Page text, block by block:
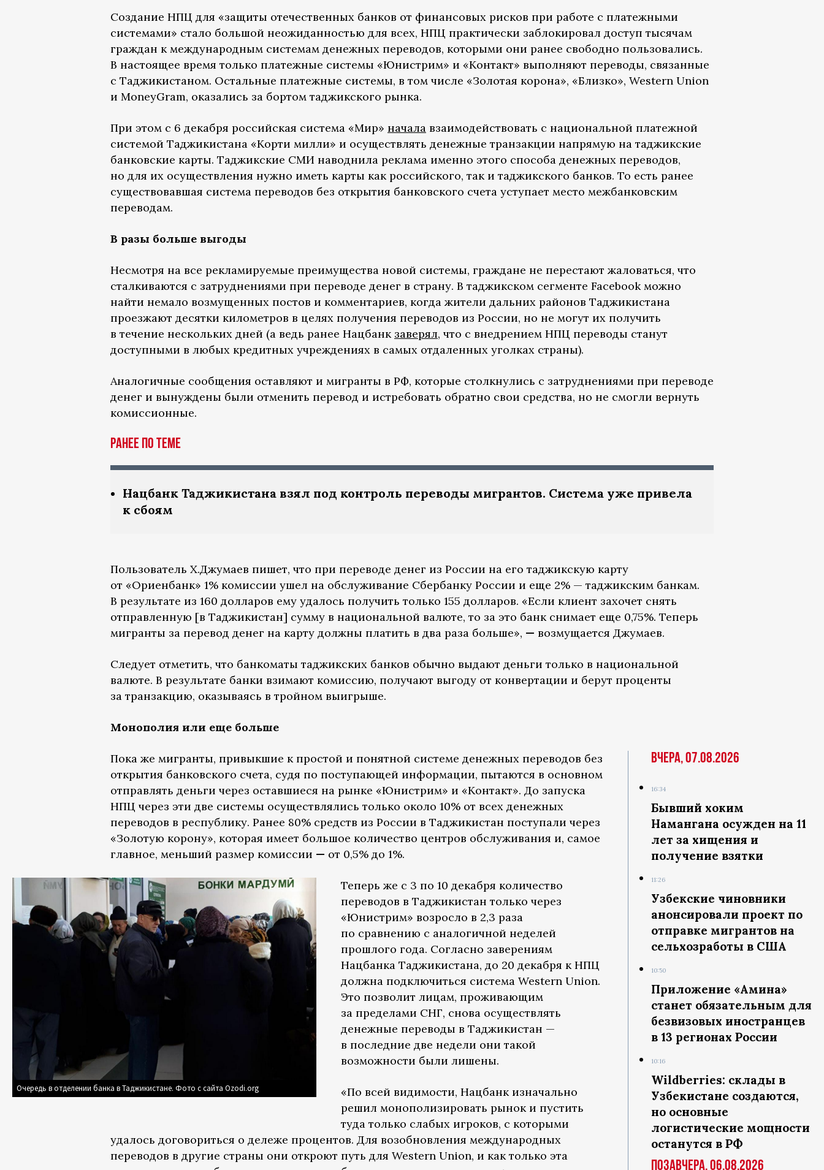
Создание НПЦ для «защиты отечественных банков от финансовых рисков при работе с платежными
системами» стало большой неожиданностью для всех, НПЦ практически заблокировал доступ тысячам
граждан к международным системам денежных переводов, которыми они ранее свободно пользовались.
В настоящее время только платежные системы «Юнистрим» и «Контакт» выполняют переводы, связанные
с Таджикистаном. Остальные платежные системы, в том числе «Золотая корона», «Близко», Western Union
и MoneyGram, оказались за бортом таджикского рынка.
При этом с 6 декабря российская система «Мир» начала взаимодействовать с национальной платежной
системой Таджикистана «Корти милли» и осуществлять денежные транзакции напрямую на таджикские
банковские карты. Таджикские СМИ наводнила реклама именно этого способа денежных переводов,
но для их осуществления нужно иметь карты как российского, так и таджикского банков. То есть ранее
существовавшая система переводов без открытия банковского счета уступает место межбанковским
переводам.
В разы больше выгоды
Несмотря на все рекламируемые преимущества новой системы, граждане не перестают жаловаться, что
сталкиваются с затруднениями при переводе денег в страну. В таджикском сегменте Facebook можно
найти немало возмущенных постов и комментариев, когда жители дальних районов Таджикистана
проезжают десятки километров в целях получения переводов из России, но не могут их получить
в течение нескольких дней (а ведь ранее Нацбанк заверял, что с внедрением НПЦ переводы станут
доступными в любых кредитных учреждениях в самых отдаленных уголках страны).
Аналогичные сообщения оставляют и мигранты в РФ, которые столкнулись с затруднениями при переводе
денег и вынуждены были отменить перевод и истребовать обратно свои средства, но не смогли вернуть
комиссионные.
Ранее по теме
Нацбанк Таджикистана взял под контроль переводы мигрантов. Система уже привела
к сбоям
Пользователь Х.Джумаев пишет, что при переводе денег из России на его таджикскую карту
от «Ориенбанк» 1% комиссии ушел на обслуживание Сбербанку России и еще 2% — таджикским банкам.
В результате из 160 долларов ему удалось получить только 155 долларов. «Если клиент захочет снять
отправленную [в Таджикистан] сумму в национальной валюте, то за это банк снимает еще 0,75%. Теперь
мигранты за перевод денег на карту должны платить в два раза больше», — возмущается Джумаев.
Следует отметить, что банкоматы таджикских банков обычно выдают деньги только в национальной
валюте. В результате банки взимают комиссию, получают выгоду от конвертации и берут проценты
за транзакцию, оказываясь в тройном выигрыше.
Монополия или еще больше
Вчера, 07.08.2026
16:34
Бывший хоким
Намангана осужден на 11
лет за хищения и
получение взятки
11:26
Узбекские чиновники
анонсировали проект по
отправке мигрантов на
сельхозработы в США
10:50
Приложение «Амина»
станет обязательным для
безвизовых иностранцев
в 13 регионах России
10:16
Wildberries: склады в
Узбекистане создаются,
но основные
логистические мощности
останутся в РФ
Позавчера, 06.08.2026
Пока же мигранты, привыкшие к простой и понятной системе денежных переводов без
открытия банковского счета, судя по поступающей информации, пытаются в основном
отправлять деньги через оставшиеся на рынке «Юнистрим» и «Контакт». До запуска
НПЦ через эти две системы осуществлялись только около 10% от всех денежных
переводов в республику. Ранее 80% средств из России в Таджикистан поступали через
«Золотую корону», которая имеет большое количество центров обслуживания и, самое
главное, меньший размер комиссии — от 0,5% до 1%.
Очередь в отделении банка в Таджикистане. Фото с сайта Ozodi.org
Теперь же с 3 по 10 декабря количество
переводов в Таджикистан только через
«Юнистрим» возросло в 2,3 раза
по сравнению с аналогичной неделей
прошлого года. Согласно заверениям
Нацбанка Таджикистана, до 20 декабря к НПЦ
должна подключиться система Western Union.
Это позволит лицам, проживающим
за пределами СНГ, снова осуществлять
денежные переводы в Таджикистан —
в последние две недели они такой
возможности были лишены.
«По всей видимости, Нацбанк изначально
решил монополизировать рынок и пустить
туда только слабых игроков, с которыми
удалось договориться о дележе процентов. Для возобновления международных
переводов в другие страны они откроют путь для Western Union, и как только эта